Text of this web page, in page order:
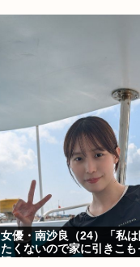
女優・南沙良（24）「私
たくないので家に引きこ